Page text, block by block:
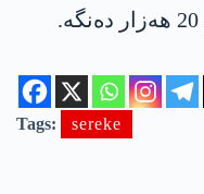
Tags: sereke